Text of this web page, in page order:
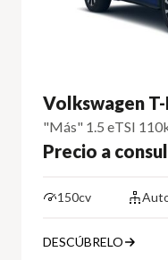
Volkswagen
"Más" 1.5 eTSI
Precio a
150cv
DESCÚBRELO